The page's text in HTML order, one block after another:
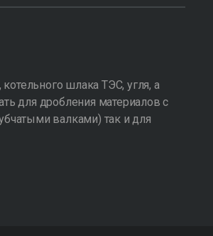
шлака ТЭС, угля, а
для дробления материалов с
валками) так и для